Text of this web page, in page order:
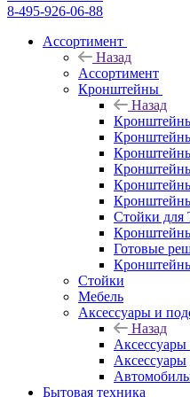
8-495-926-06-88
Ассортимент
Назад
Ассортимент
Кронштейны
Назад
Стойки для
Готовые
Стойки
Мебель
Аксессуары и
Назад
Аксессуары
Аксессуары
Бытовая техника